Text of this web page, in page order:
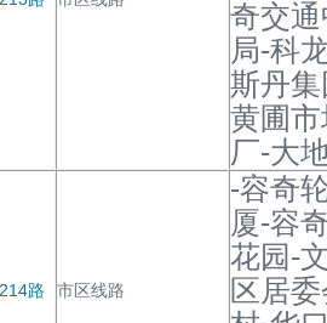
奇交
局-科
斯丹
黄圃
厂-大
214路 市区线路
-容奇
厦-容
花园-
区居